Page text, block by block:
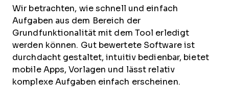
Wir betrachten, wie schnell und einfach
Aufgaben aus dem Bereich der
Grundfunktionalität mit dem Tool erledigt
werden können. Gut bewertete Software ist
durchdacht gestaltet, intuitiv bedienbar, bietet
mobile Apps, Vorlagen und lässt relativ
komplexe Aufgaben einfach erscheinen.